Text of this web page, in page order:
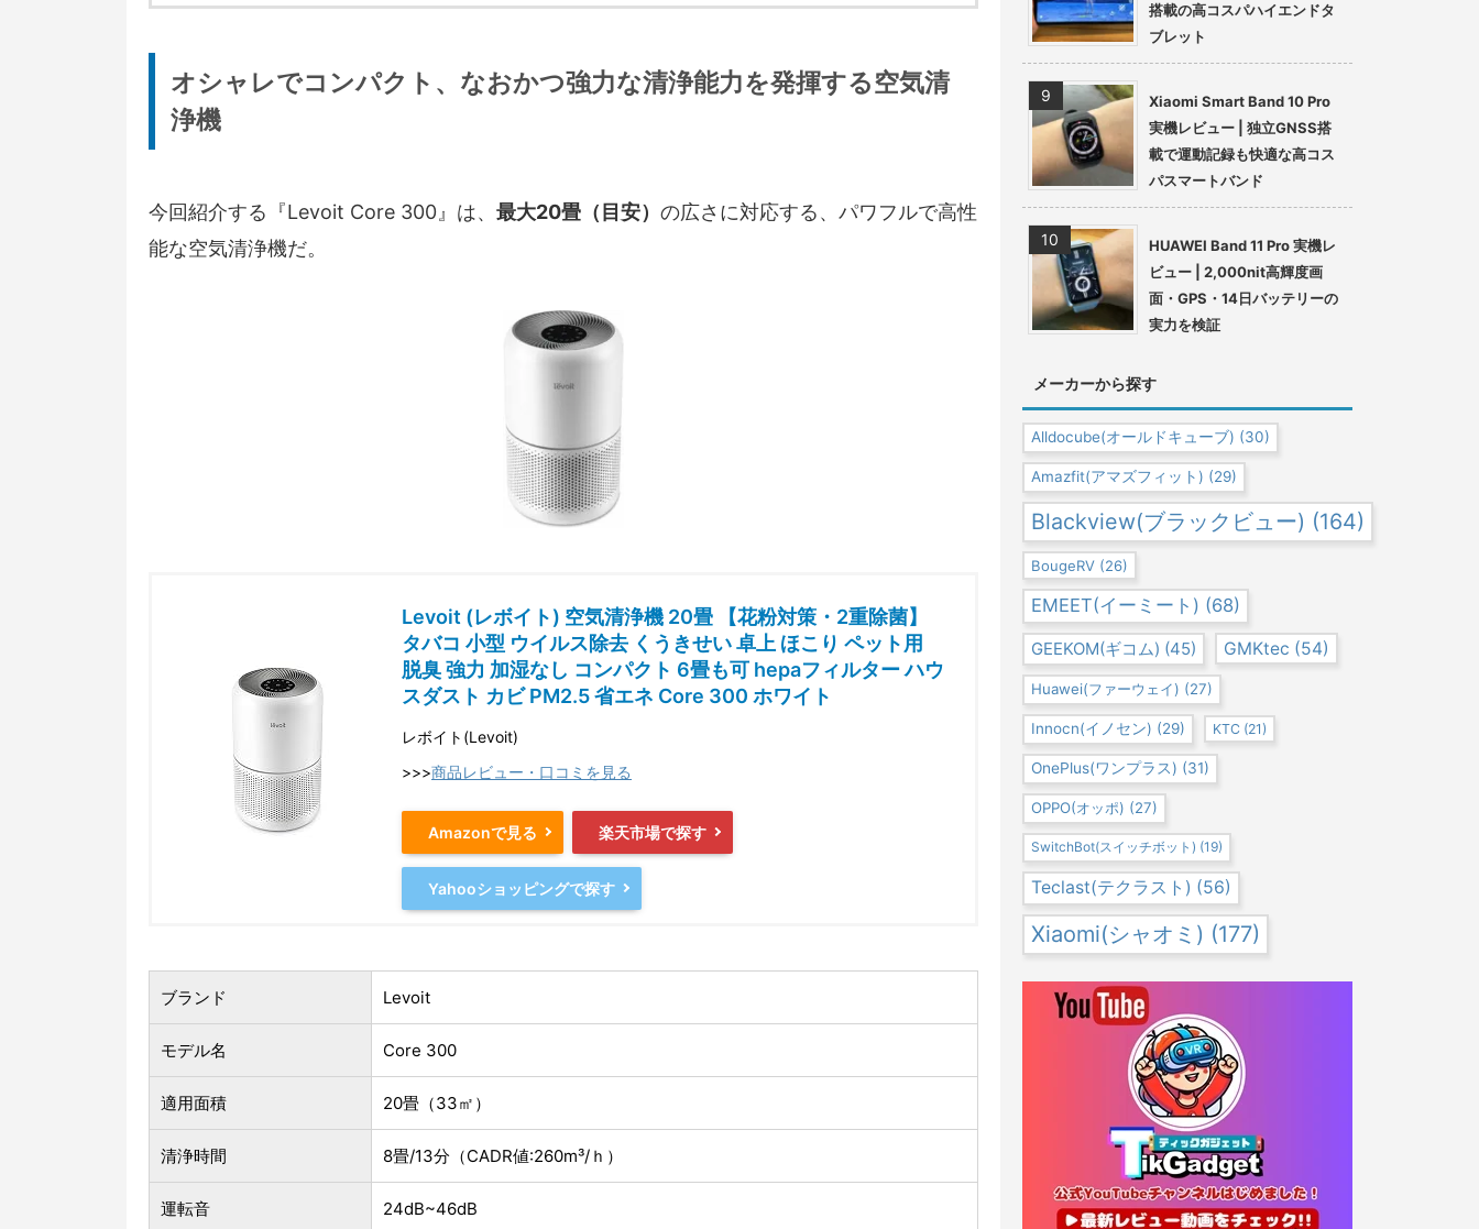
オシャレでコンパクト、なおかつ強力な清浄能力を発揮する空気清
浄機
今回紹介する『Levoit Core 300』は、 最大20畳（目安） の広さに対応する、パワフルで高性
能な空気清浄機だ。
Levoit (レボイト) 空気清浄機 20畳 【花粉対策・2重除菌】
タバコ 小型 ウイルス除去 くうきせい 卓上 ほこり ペット用
脱臭 強力 加湿なし コンパクト 6畳も可 hepaフィルター ハウ
スダスト カビ PM2.5 省エネ Core 300 ホワイト
レボイト(Levoit)
>>>商品レビュー・口コミを見る
Amazonで見る 楽天市場で探す
Yahooショッピングで探す
ブランド Levoit
モデル名 Core 300
適用面積 20畳（33㎡）
清浄時間 8畳/13分（CADR値:260m³/ｈ）
運転音 24dB~46dB
搭載の高コスパハイエンドタ
ブレット
Xiaomi Smart Band 10 Pro
実機レビュー | 独立GNSS搭
載で運動記録も快適な高コス
パスマートバンド
HUAWEI Band 11 Pro 実機レ
ビュー | 2,000nit高輝度画
面・GPS・14日バッテリーの
実力を検証
メーカーから探す
Alldocube(オールドキューブ) (30)
Amazfit(アマズフィット) (29)
Blackview(ブラックビュー) (164)
BougeRV (26)
EMEET(イーミート) (68)
GEEKOM(ギコム) (45) GMKtec (54)
Huawei(ファーウェイ) (27)
Innocn(イノセン) (29) KTC (21)
OnePlus(ワンプラス) (31)
OPPO(オッポ) (27)
SwitchBot(スイッチボット) (19)
Teclast(テクラスト) (56)
Xiaomi(シャオミ) (177)